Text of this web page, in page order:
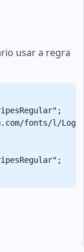
usar a regra
fonts/l/